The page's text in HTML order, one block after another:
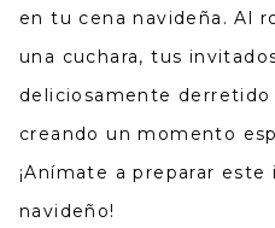
en tu cena navideña. Al
una cuchara, tus
deliciosamente
creando un momento
¡Anímate a preparar
navideño!